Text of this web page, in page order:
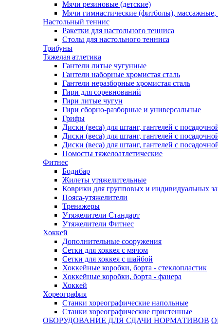
Мячи резиновые (детские)
Мячи гимнастические (фитболы),
Настольный теннис
Ракетки для настольного тенниса
Столы для настольного тенниса
Трибуны
Тяжелая атлетика
Гантели литые чугунные
Гантели наборные хромистая сталь
Гантели неразборные хромистая сталь
Гири для соревнований
Гири литые чугун
Гири сборно-разборные и универсальные
Грифы
Диски (веса) для штанг, гантелей с
Диски (веса) для штанг, гантелей с
Диски (веса) для штанг, гантелей с
Помосты тяжелоатлетические
Фитнес
Бодибар
Жилеты утяжелительные
Коврики для групповых и индивидуальных
Пояса-утяжелители
Тренажеры
Утяжелители Стандарт
Утяжелители Фитнес
Хоккей
Дополнительные сооружения
Сетки для хоккея с мячом
Сетки для хоккея с шайбой
Хоккейные коробки, борта - стеклопластик
Хоккейные коробки, борта - фанера
Хоккей
Хореография
Станки хореографические напольные
Станки хореографические пристенные
ОБОРУДОВАНИЕ ДЛЯ СДАЧИ НОРМАТИВОВ